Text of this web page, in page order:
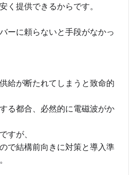
く提供できるからです。
ーに頼らないと手段がなかっ
給が断たれてしまうと致命的
る都合、必然的に電磁波がか
すが、
で結構前向きに対策と導入準